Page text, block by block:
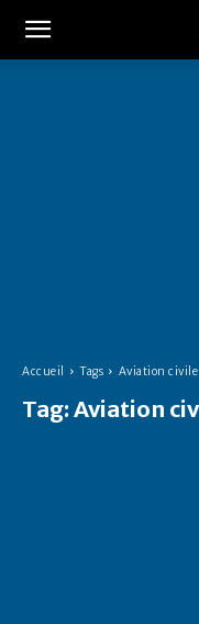
Accueil Tags Aviation civile
Tag: Aviation